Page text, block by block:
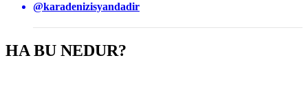
@karadenizisyandadir
HA BU NEDUR?